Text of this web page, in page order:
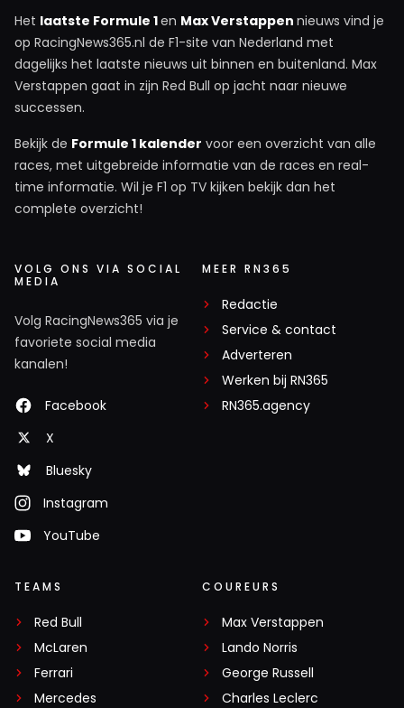
Het laatste Formule 1en Max Verstappen nieuws vind je
op RacingNews365.nl de F1-site van Nederland met
dagelijks het laatste nieuws uit binnen en buitenland. Max
Verstappen gaat in zijn Red Bull op jacht naar nieuwe
successen.
Bekijk de Formule 1 kalender voor een overzicht van alle
races, met uitgebreide informatie van de races en real-
time informatie. Wil je F1 op TV kijken bekijk dan het
complete overzicht!
VOLG ONS VIA SOCIAL
MEDIA
Volg RacingNews365 via je
favoriete social media
kanalen!
Facebook
X
Bluesky
Instagram
YouTube
MEER RN365
Redactie
Service & contact
Adverteren
Werken bij RN365
RN365.agency
TEAMS
Red Bull
McLaren
Ferrari
Mercedes
COUREURS
Max Verstappen
Lando Norris
George Russell
Charles Leclerc